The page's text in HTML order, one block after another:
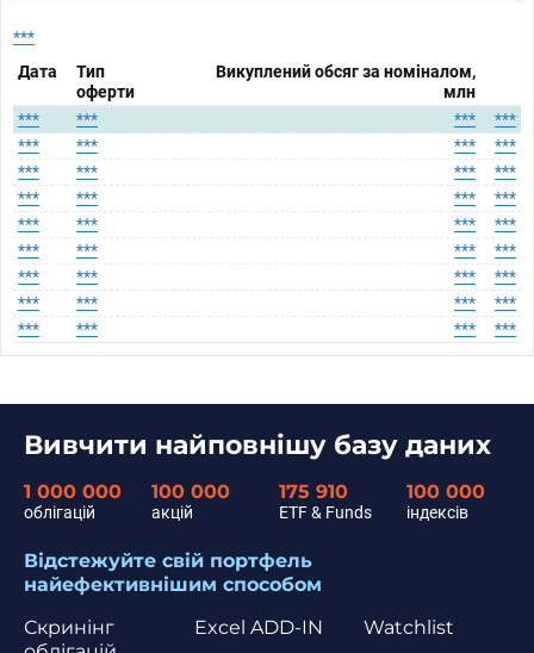
***
Дата
Тип
оферти
Викуплений обсяг за номіналом,
млн
***
*** ***
***
***
*** ***
***
***
*** ***
***
***
*** ***
***
***
*** ***
***
***
*** ***
***
***
*** ***
***
***
*** ***
***
***
*** *** ***
Вивчити найповнішу базу даних
1 000 000
облігацій
100 000
акцій
175 910
ETF & Funds
100 000
індексів
Відстежуйте свій портфель
найефективнішим способом
Скринінг
Watchlist
Excel ADD-IN